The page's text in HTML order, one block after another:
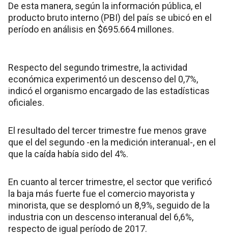
De esta manera, según la información pública, el
producto bruto interno (PBI) del país se ubicó en el
período en análisis en $695.664 millones.
Respecto del segundo trimestre, la actividad
económica experimentó un descenso del 0,7%,
indicó el organismo encargado de las estadísticas
oficiales.
El resultado del tercer trimestre fue menos grave
que el del segundo -en la medición interanual-, en el
que la caída había sido del 4%.
En cuanto al tercer trimestre, el sector que verificó
la baja más fuerte fue el comercio mayorista y
minorista, que se desplomó un 8,9%, seguido de la
industria con un descenso interanual del 6,6%,
respecto de igual período de 2017.